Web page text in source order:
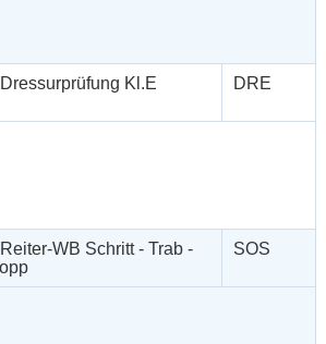
Kl.E DRE
WB Schritt - Trab -
SOS